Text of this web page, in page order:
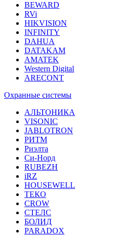
BEWARD
RVi
HIKVISION
INFINITY
DAHUA
DATAKAM
AMATEK
Western Digital
ARECONT
Охранные системы
АЛЬТОНИКА
VISONIC
JABLOTRON
РИТМ
Риэлта
Си-Норд
RUBEZH
iRZ
HOUSEWELL
ТЕКО
CROW
СТЕЛС
БОЛИД
PARADOX